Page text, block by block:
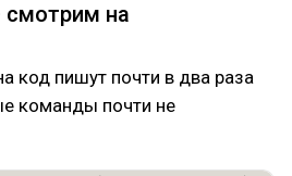
смотрим на
код пишут почти в два раза
команды почти не